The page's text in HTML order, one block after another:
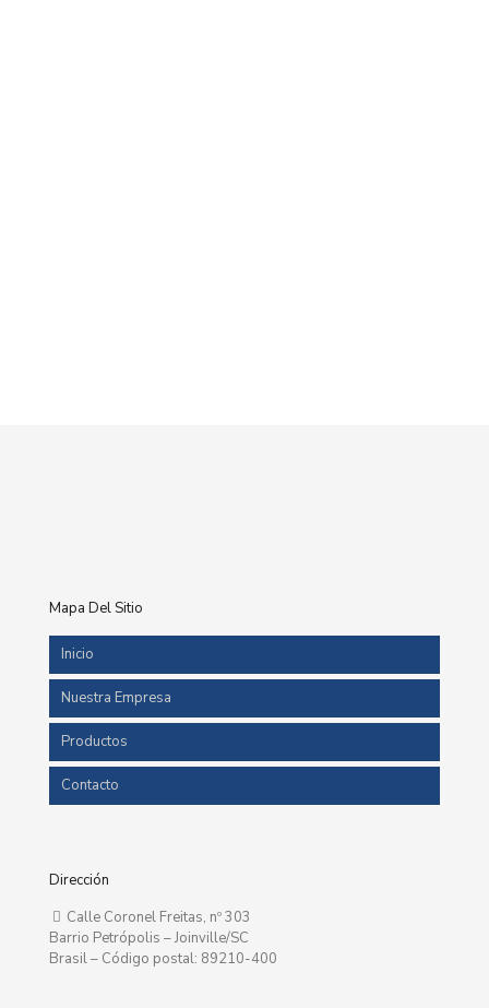
Mapa Del Sitio
Inicio
Nuestra Empresa
Productos
Contacto
Dirección
Calle Coronel Freitas, nº 303
Barrio Petrópolis – Joinville/SC
Brasil – Código postal: 89210-400